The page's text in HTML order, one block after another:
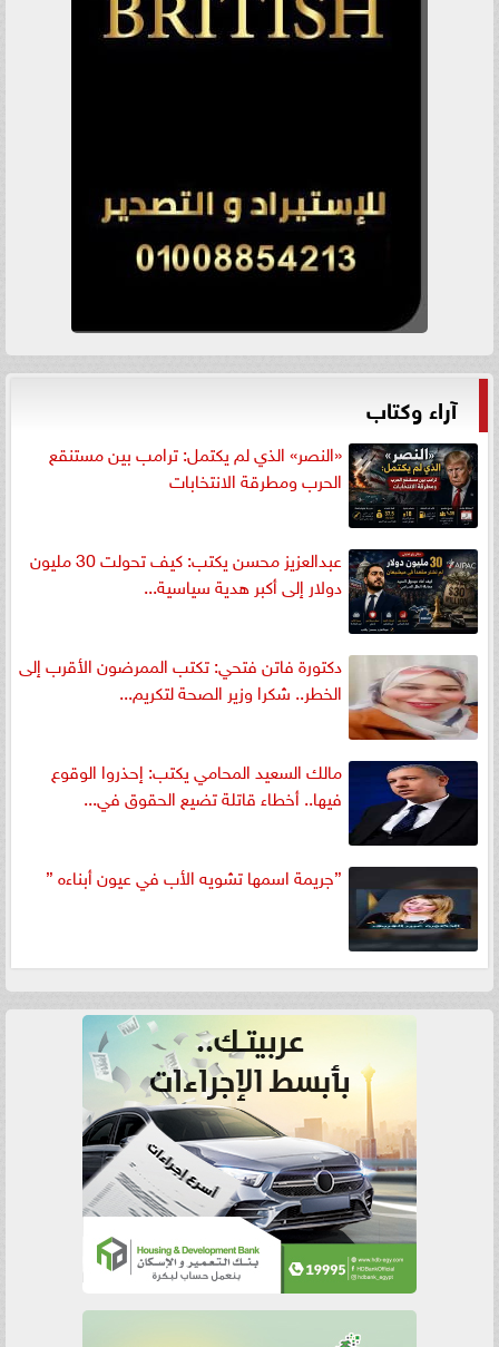
آراء وكتاب
«النصر» الذي لم يكتمل: ترامب بين مستنقع
الحرب ومطرقة الانتخابات
عبدالعزيز محسن يكتب: كيف تحولت 30 مليون
دولار إلى أكبر هدية سياسية...
دكتورة فاتن فتحي: تكتب الممرضون الأقرب إلى
الخطر.. شكرا وزير الصحة لتكريم...
مالك السعيد المحامي يكتب: إحذروا الوقوع
فيها.. أخطاء قاتلة تضيع الحقوق في...
”جريمة اسمها تشويه الأب في عيون أبناءه ”